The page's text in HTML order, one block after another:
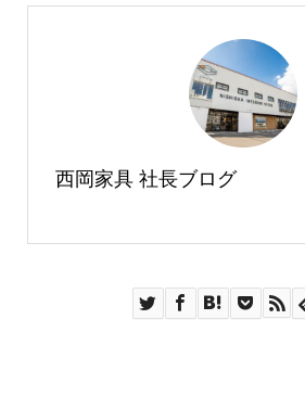
西岡家具 社長ブログ